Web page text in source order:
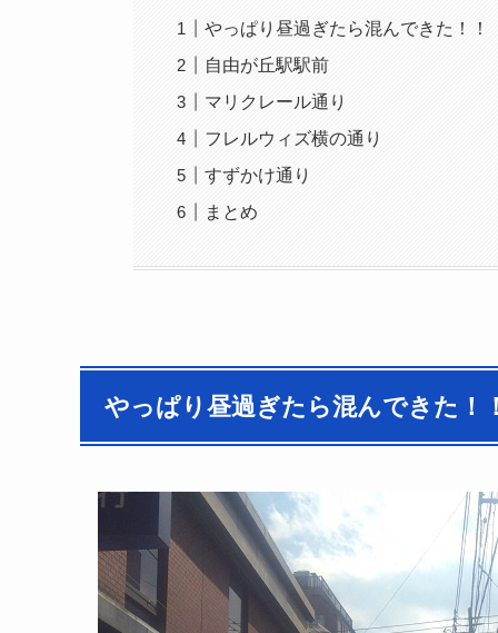
やっぱり昼過ぎたら混んできた！！
自由が丘駅駅前
マリクレール通り
フレルウィズ横の通り
すずかけ通り
まとめ
やっぱり昼過ぎたら混んできた！